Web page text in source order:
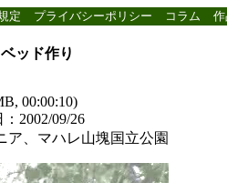
定 プライバシーポリシー コラム
ベッド作り
00:00:10)
2002/09/26
ア、マハレ山塊国立公園